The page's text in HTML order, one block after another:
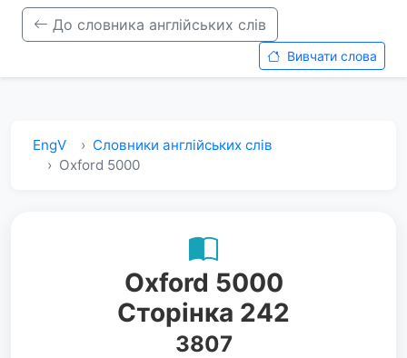
До словника англійських слів
Вивчати слова
EngV
Словники англійських слів
Oxford 5000
Oxford 5000
Сторінка 242
3807